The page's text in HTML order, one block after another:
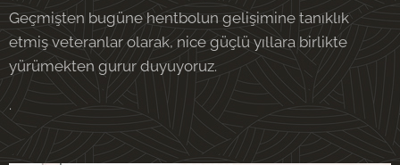
Geçmişten bugüne hentbolun gelişimine tanıklık
etmiş veteranlar olarak, nice güçlü yıllara birlikte
yürümekten gurur duyuyoruz.
.